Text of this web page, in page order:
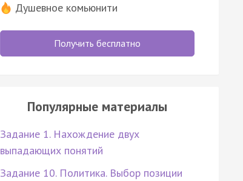
Душевное комьюнити
Получить бесплатно
Популярные материалы
Задание 1. Нахождение двух
выпадающих понятий
Задание 10. Политика. Выбор позиции